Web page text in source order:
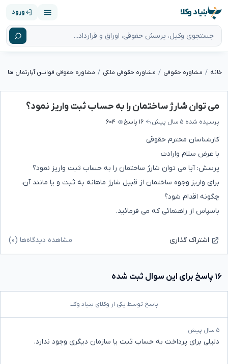
بنیاد وکلا ورود
خانه مشاوره حقوقی مشاوره حقوقی ملکی مشاوره حقوقی قوانین آپارتمان ها
می توان شارژ ساختمان را به حساب ثبت واریز نمود؟
پرسیده شده ۵ سال پیش ۱۶ پاسخ ۶۰۴
کارشناسان محترم حقوقی
با عرض سلام وارادت
پرسش: آیا می توان شارژ ساختمان را به حساب ثبت واریز نمود؟
برای واریز وجوه ساختمان از قبیل شارژ ماهانه به ثبت و یا مانند آن،
چگونه اقدام شود؟
باسپاس از راهنمائی که می فرمائید.
اشتراک گذاری مشاهده دیدگاه‌ها (۰)
۱۶ پاسخ برای این سوال ثبت شده
پاسخ توسط یکی از وکلای بنیاد وکلا
۵ سال پیش
دلیلی برای پرداخت به حساب ثبت یا سازمان دیگری وجود ندارد.